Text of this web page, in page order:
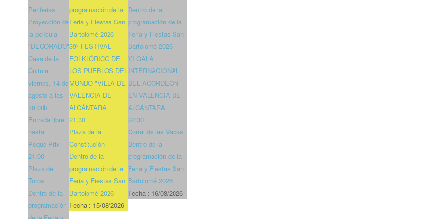
Periferias.
Proyección de
la película
"DECORADO"
Casa de la
Cultura
viernes, 14 de
agosto a las
19:00h
Entrada libre
hasta
Peque Prix
21:00
Plaza de
Toros
Dentro de la
programación
programación de la
Feria y Fiestas San
Bartolomé 2026
39º FESTIVAL
FOLKLÓRICO DE
LOS PUEBLOS DEL
MUNDO "VILLA DE
VALENCIA DE
ALCÁNTARA
21:30
Plaza de la
Constitución
Dentro de la
programación de la
Feria y Fiestas San
Bartolomé 2026
Fecha : 15/08/2026
Dentro de la
programación de la
Feria y Fiestas San
Bartolomé 2026
VI GALA
INTERNACIONAL
DEL ACORDEÓN
EN VALENCIA DE
ALCÁNTARA
22:30
Corral de las Vacas
Dentro de la
programación de la
Feria y Fiestas San
Bartolomé 2026
Fecha : 16/08/2026